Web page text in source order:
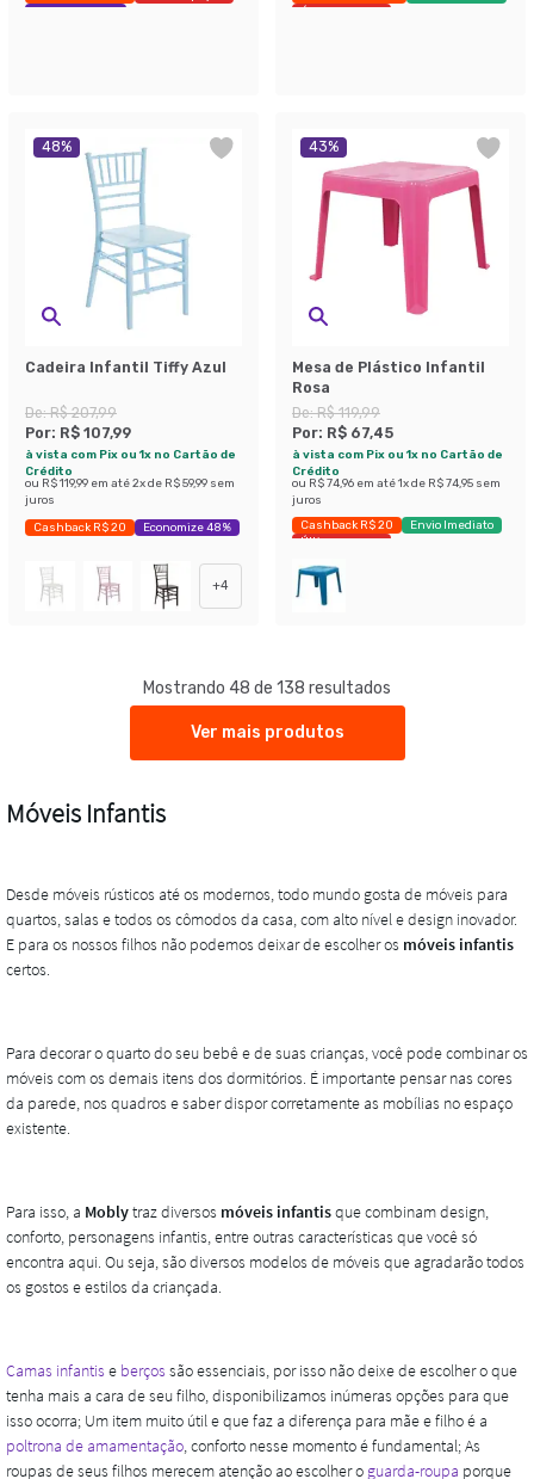
Economize 37%
Últimas peças
48%
Cadeira Infantil Tiffy Azul
De:R$ 207,99
Por: R$ 107,99
à vista com Pix ou 1x no Cartão de
Crédito
ou R$ 119,99 em até2x de R$ 59,99 sem
juros
Cashback R$ 20 Economize 48%
+4
43%
Mesa de Plástico Infantil
Rosa
De:R$ 119,99
Por: R$ 67,45
à vista com Pix ou 1x no Cartão de
Crédito
ou R$ 74,96 em até1x de R$ 74,95 sem
juros
Cashback R$ 20
Envio Imediato
Últimas peças
Mostrando 48 de 138 resultados
Ver mais produtos